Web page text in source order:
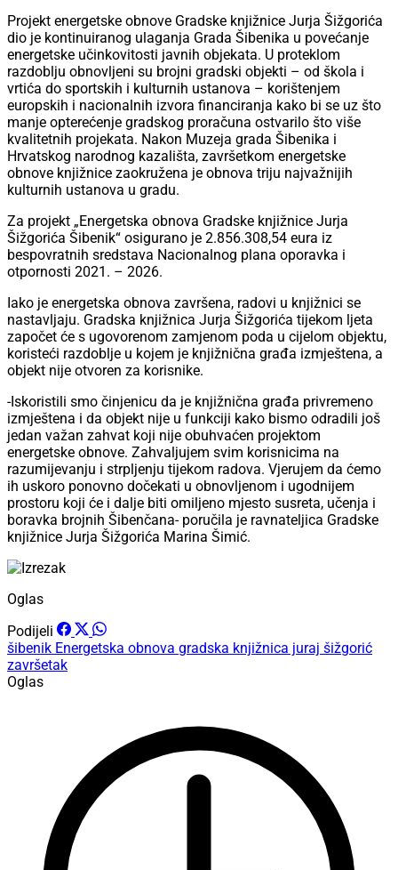
Projekt energetske obnove Gradske knjižnice Jurja Šižgorića
dio je kontinuiranog ulaganja Grada Šibenika u povećanje
energetske učinkovitosti javnih objekata. U proteklom
razdoblju obnovljeni su brojni gradski objekti – od škola i
vrtića do sportskih i kulturnih ustanova – korištenjem
europskih i nacionalnih izvora financiranja kako bi se uz što
manje opterećenje gradskog proračuna ostvarilo što više
kvalitetnih projekata. Nakon Muzeja grada Šibenika i
Hrvatskog narodnog kazališta, završetkom energetske
obnove knjižnice zaokružena je obnova triju najvažnijih
kulturnih ustanova u gradu.
Za projekt „Energetska obnova Gradske knjižnice Jurja
Šižgorića Šibenik“ osigurano je 2.856.308,54 eura iz
bespovratnih sredstava Nacionalnog plana oporavka i
otpornosti 2021. – 2026.
Iako je energetska obnova završena, radovi u knjižnici se
nastavljaju. Gradska knjižnica Jurja Šižgorića tijekom ljeta
započet će s ugovorenom zamjenom poda u cijelom objektu,
koristeći razdoblje u kojem je knjižnična građa izmještena, a
objekt nije otvoren za korisnike.
-Iskoristili smo činjenicu da je knjižnična građa privremeno
izmještena i da objekt nije u funkciji kako bismo odradili još
jedan važan zahvat koji nije obuhvaćen projektom
energetske obnove. Zahvaljujem svim korisnicima na
razumijevanju i strpljenju tijekom radova. Vjerujem da ćemo
ih uskoro ponovno dočekati u obnovljenom i ugodnijem
prostoru koji će i dalje biti omiljeno mjesto susreta, učenja i
boravka brojnih Šibenčana- poručila je ravnateljica Gradske
knjižnice Jurja Šižgorića Marina Šimić.
Oglas
Podijeli
šibenik Energetska obnova gradska knjižnica juraj šižgorić
završetak
Oglas